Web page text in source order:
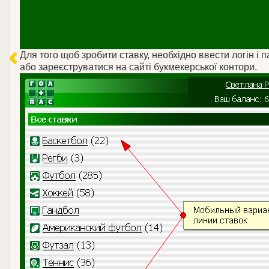
Для того щоб зробити ставку, необхідно ввести логін і
або зареєструватися на сайті букмекерської контори.